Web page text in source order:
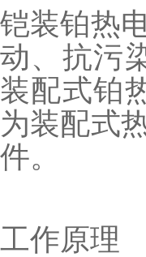
铠装铂热
动、抗污
装配式铂
为装配式
件。
工作原理